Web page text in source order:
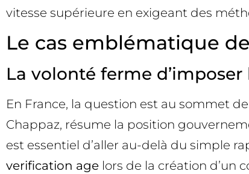
vitesse supérieure en exigeant des
Le cas emblématique
La volonté ferme
En France, la question est au sommet
Chappaz, résume la position
est essentiel d’aller au-delà du simple
verification age lors de la création d’un